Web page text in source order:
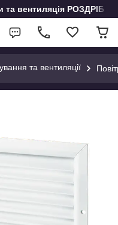
та вентиляція РОЗДРІБ
та вентиляції